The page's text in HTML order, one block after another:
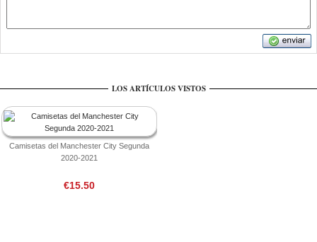
LOS ARTÍCULOS VISTOS
Camisetas del Manchester City Segunda
2020-2021
€15.50